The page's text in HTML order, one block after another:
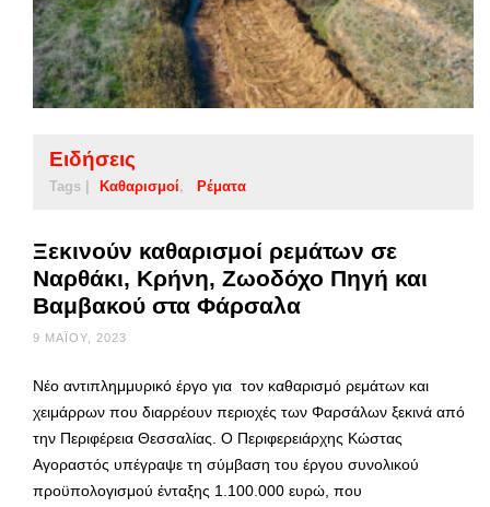
Ειδήσεις
Tags | Καθαρισμοί Ρέματα
Ξεκινούν καθαρισμοί ρεμάτων σε
Ναρθάκι, Κρήνη, Ζωοδόχο Πηγή και
Βαμβακού στα Φάρσαλα
9 ΜΑΪ́ΟΥ, 2023
Νέο αντιπλημμυρικό έργο για τον καθαρισμό ρεμάτων και
χειμάρρων που διαρρέουν περιοχές των Φαρσάλων ξεκινά από
την Περιφέρεια Θεσσαλίας. Ο Περιφερειάρχης Κώστας
Αγοραστός υπέγραψε τη σύμβαση του έργου συνολικού
προϋπολογισμού ένταξης 1.100.000 ευρώ, που